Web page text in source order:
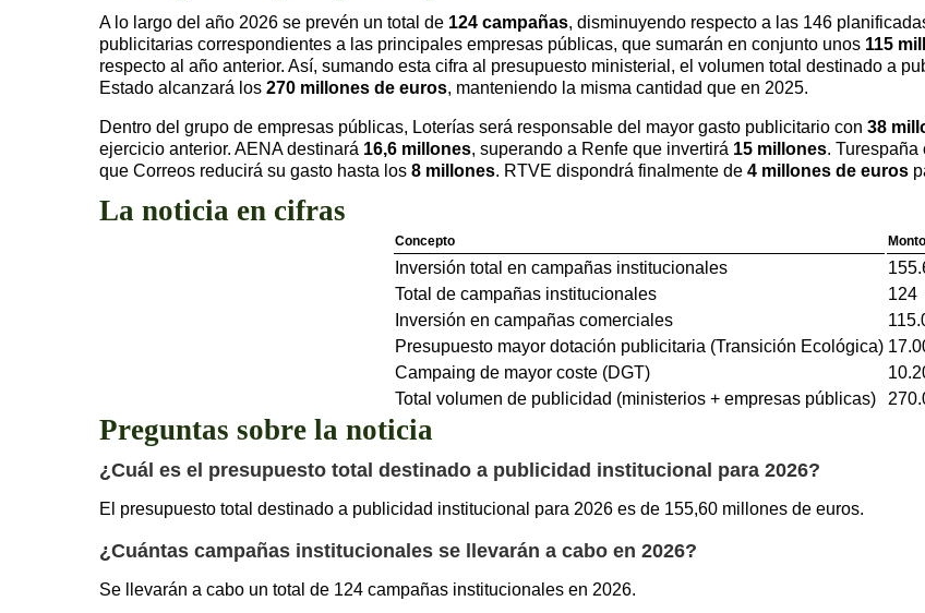
A lo largo del año 2026 se prevén un total de 124 campañas, disminuyendo respecto a las 146
publicitarias correspondientes a las principales empresas públicas, que sumarán en conjunto unos 115
respecto al año anterior. Así, sumando esta cifra al presupuesto ministerial, el volumen total destinado a
Estado alcanzará los 270 millones de euros, manteniendo la misma cantidad que en 2025.
Dentro del grupo de empresas públicas, Loterías será responsable del mayor gasto publicitario con 38
ejercicio anterior. AENA destinará 16,6 millones, superando a Renfe que invertirá 15 millones. Turespaña
que Correos reducirá su gasto hasta los 8 millones. RTVE dispondrá finalmente de 4 millones de euros
La noticia en cifras
Concepto
Inversión total en campañas institucionales
Total de campañas institucionales
124
Inversión en campañas comerciales
Presupuesto mayor dotación publicitaria (Transición Ecológica)
Campaing de mayor coste (DGT)
Total volumen de publicidad (ministerios + empresas públicas)
Preguntas sobre la noticia
¿Cuál es el presupuesto total destinado a publicidad institucional para 2026?
El presupuesto total destinado a publicidad institucional para 2026 es de 155,60 millones de euros.
¿Cuántas campañas institucionales se llevarán a cabo en 2026?
Se llevarán a cabo un total de 124 campañas institucionales en 2026.